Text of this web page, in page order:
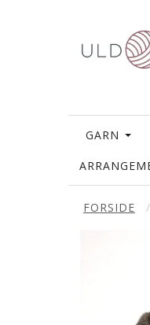
GARN
FORSIDE